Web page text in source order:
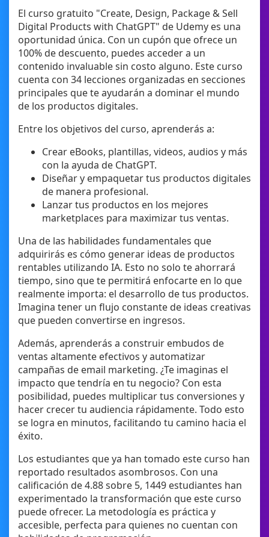
El curso gratuito "Create, Design, Package & Sell
Digital Products with ChatGPT" de Udemy es una
oportunidad única. Con un cupón que ofrece un
100% de descuento, puedes acceder a un
contenido invaluable sin costo alguno. Este curso
cuenta con 34 lecciones organizadas en secciones
principales que te ayudarán a dominar el mundo
de los productos digitales.
Entre los objetivos del curso, aprenderás a:
Crear eBooks, plantillas, videos, audios y más
con la ayuda de ChatGPT.
Diseñar y empaquetar tus productos digitales
de manera profesional.
Lanzar tus productos en los mejores
marketplaces para maximizar tus ventas.
Una de las habilidades fundamentales que
adquirirás es cómo generar ideas de productos
rentables utilizando IA. Esto no solo te ahorrará
tiempo, sino que te permitirá enfocarte en lo que
realmente importa: el desarrollo de tus productos.
Imagina tener un flujo constante de ideas creativas
que pueden convertirse en ingresos.
Además, aprenderás a construir embudos de
ventas altamente efectivos y automatizar
campañas de email marketing. ¿Te imaginas el
impacto que tendría en tu negocio? Con esta
posibilidad, puedes multiplicar tus conversiones y
hacer crecer tu audiencia rápidamente. Todo esto
se logra en minutos, facilitando tu camino hacia el
éxito.
Los estudiantes que ya han tomado este curso han
reportado resultados asombrosos. Con una
calificación de 4.88 sobre 5, 1449 estudiantes han
experimentado la transformación que este curso
puede ofrecer. La metodología es práctica y
accesible, perfecta para quienes no cuentan con